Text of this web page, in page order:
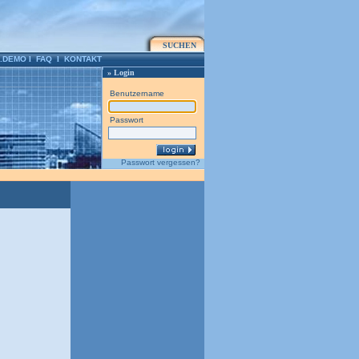
SUCHEN
l FAQ l KONTAKT
» Login
Benutzername
Passwort
Passwort vergessen?